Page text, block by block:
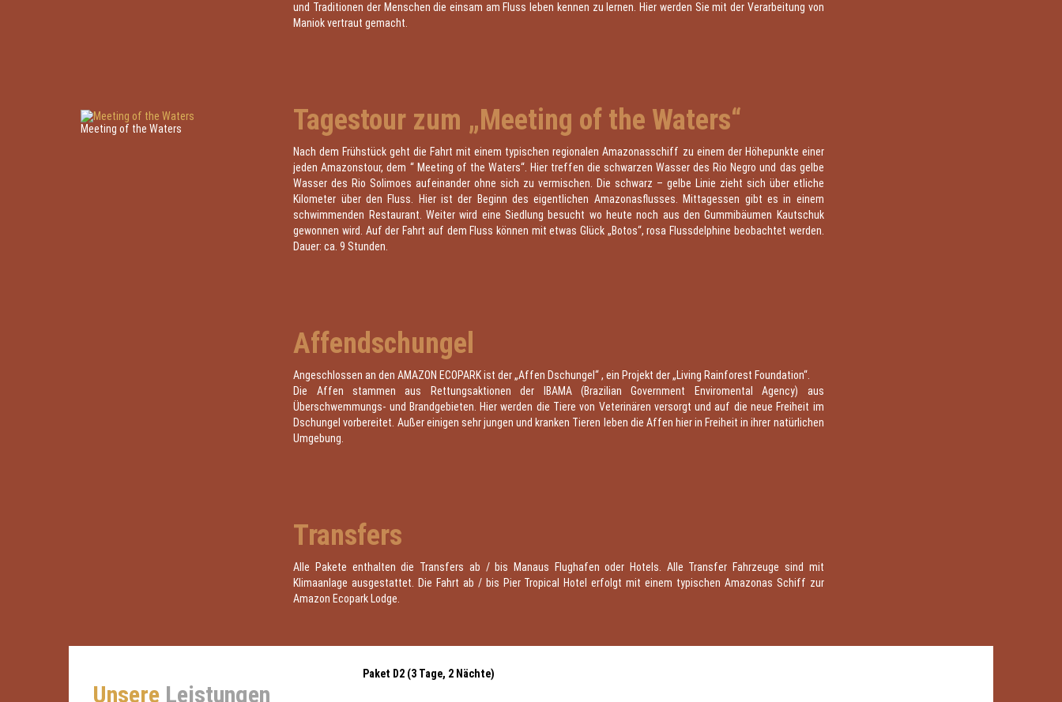
und Traditionen der Menschen die einsam am Fluss leben kennen zu lernen. Hier werden Sie mit der Verarbeitung von
Maniok vertraut gemacht.
Meeting of the Waters Tagestour zum „Meeting of the Waters“
Nach dem Frühstück geht die Fahrt mit einem typischen regionalen Amazonasschiff zu einem der Höhepunkte einer
jeden Amazonstour, dem “ Meeting of the Waters“. Hier treffen die schwarzen Wasser des Rio Negro und das gelbe
Wasser des Rio Solimoes aufeinander ohne sich zu vermischen. Die schwarz – gelbe Linie zieht sich über etliche
Kilometer über den Fluss. Hier ist der Beginn des eigentlichen Amazonasflusses. Mittagessen gibt es in einem
schwimmenden Restaurant. Weiter wird eine Siedlung besucht wo heute noch aus den Gummibäumen Kautschuk
gewonnen wird. Auf der Fahrt auf dem Fluss können mit etwas Glück „Botos“, rosa Flussdelphine beobachtet werden.
Dauer: ca. 9 Stunden.
Affendschungel
Angeschlossen an den AMAZON ECOPARK ist der „Affen Dschungel“ , ein Projekt der „Living Rainforest Foundation“.
Die Affen stammen aus Rettungsaktionen der IBAMA (Brazilian Government Enviromental Agency) aus
Überschwemmungs- und Brandgebieten. Hier werden die Tiere von Veterinären versorgt und auf die neue Freiheit im
Dschungel vorbereitet. Außer einigen sehr jungen und kranken Tieren leben die Affen hier in Freiheit in ihrer natürlichen
Umgebung.
Transfers
Alle Pakete enthalten die Transfers ab / bis Manaus Flughafen oder Hotels. Alle Transfer Fahrzeuge sind mit
Klimaanlage ausgestattet. Die Fahrt ab / bis Pier Tropical Hotel erfolgt mit einem typischen Amazonas Schiff zur
Amazon Ecopark Lodge.
Unsere Leistungen
Paket D2 (3 Tage, 2 Nächte)